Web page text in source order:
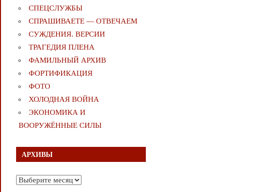
СПЕЦСЛУЖБЫ
СПРАШИВАЕТЕ — ОТВЕЧАЕМ
СУЖДЕНИЯ. ВЕРСИИ
ТРАГЕДИЯ ПЛЕНА
ФАМИЛЬНЫЙ АРХИВ
ФОРТИФИКАЦИЯ
ФОТО
ХОЛОДНАЯ ВОЙНА
ЭКОНОМИКА И
ВООРУЖЁННЫЕ СИЛЫ
АРХИВЫ
Архивы